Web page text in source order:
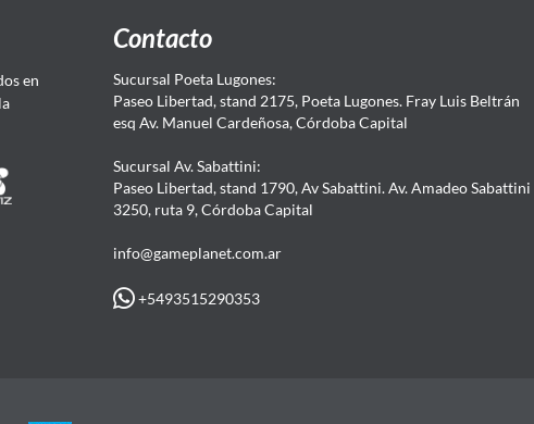
en
Contacto
Sucursal Poeta Lugones:
Paseo Libertad, stand 2175, Poeta Lugones. Fray Luis Beltrán
esq Av. Manuel Cardeñosa, Córdoba Capital
Sucursal Av. Sabattini:
Paseo Libertad, stand 1790, Av Sabattini. Av. Amadeo Sabattini
3250, ruta 9, Córdoba Capital
info@gameplanet.com.ar
+5493515290353